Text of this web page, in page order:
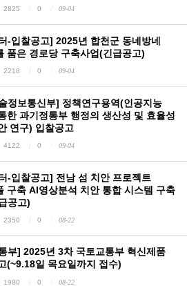
2825 0 09-04
-입찰공고] 2025년 합천군 동네방네
품은 경로당 구축사업(긴급공고)
2218 0 09-04
정보통신부] 정책연구용역(인공지능
한 과기정통부 행정의 생산성 및 효율성
연구) 입찰공고
4122 0 09-04
-입찰공고] 전남 섬 치안 프로젝트
구축 AI영상분석 치안 통합 시스템 구축
공고)
2350 0 08-22
부] 2025년 3차 국토교통부 혁신제품
(~9.18일 목요일까지 접수)
1980 0 08-22